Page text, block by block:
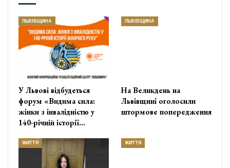
ЛЬВІВЩИНА
У Львові відбудеться
форум «Видима сила:
жінки з інвалідністю у
140-річній історії…
ЛЬВІВЩИНА
На Великдень на
Львівщині оголосили
штормове попередження
ЖИТТЯ ЖИТТЯ